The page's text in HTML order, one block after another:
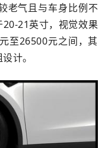
老气且与车身比例不
21英寸，视觉效果
至26500元之间，其
计。